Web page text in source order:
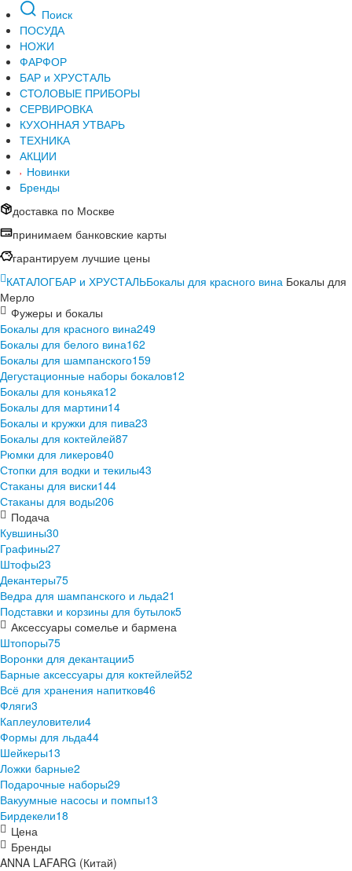
Поиск
ПОСУДА
НОЖИ
ФАРФОР
БАР и ХРУСТАЛЬ
СТОЛОВЫЕ ПРИБОРЫ
СЕРВИРОВКА
КУХОННАЯ УТВАРЬ
ТЕХНИКА
АКЦИИ
Новинки
Бренды
доставка по Москве
принимаем банковские карты
гарантируем лучшие цены
КАТАЛОГБАР и ХРУСТАЛЬБокалы для красного вина Бокалы для
Мерло
Фужеры и бокалы
Бокалы для красного вина249
Бокалы для белого вина162
Бокалы для шампанского159
Дегустационные наборы бокалов12
Бокалы для коньяка12
Бокалы для мартини14
Бокалы и кружки для пива23
Бокалы для коктейлей87
Рюмки для ликеров40
Стопки для водки и текилы43
Стаканы для виски144
Стаканы для воды206
Подача
Кувшины30
Графины27
Штофы23
Декантеры75
Ведра для шампанского и льда21
Подставки и корзины для бутылок5
Аксессуары сомелье и бармена
Штопоры75
Воронки для декантации5
Барные аксессуары для коктейлей52
Всё для хранения напитков46
Фляги3
Каплеуловители4
Формы для льда44
Шейкеры13
Ложки барные2
Подарочные наборы29
Вакуумные насосы и помпы13
Бирдекели18
Цена
Бренды
ANNA LAFARG (Китай)